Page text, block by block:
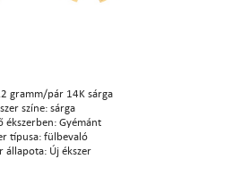
gramm/pár 14K sárga
színe: sárga
ékszerben: Gyémánt
típusa: fülbevaló
állapota: Új ékszer